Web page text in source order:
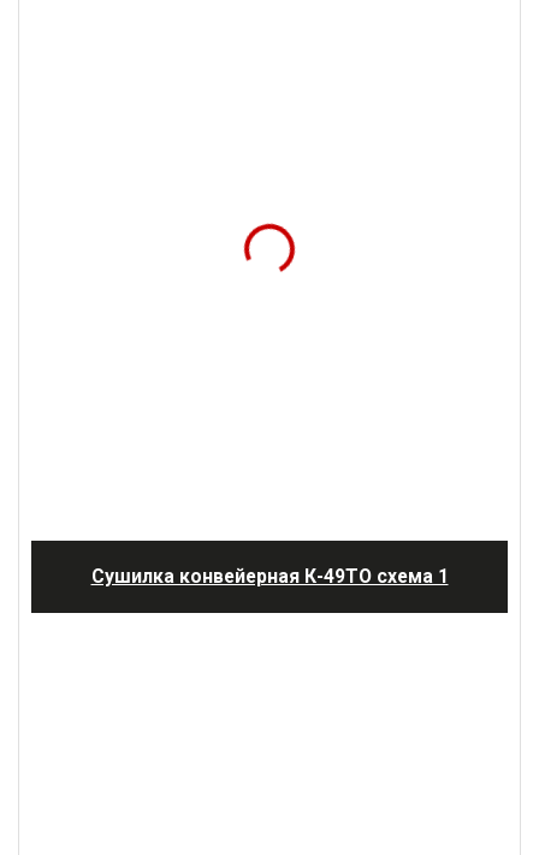
Сушилка конвейерная К-49ТО схема 1